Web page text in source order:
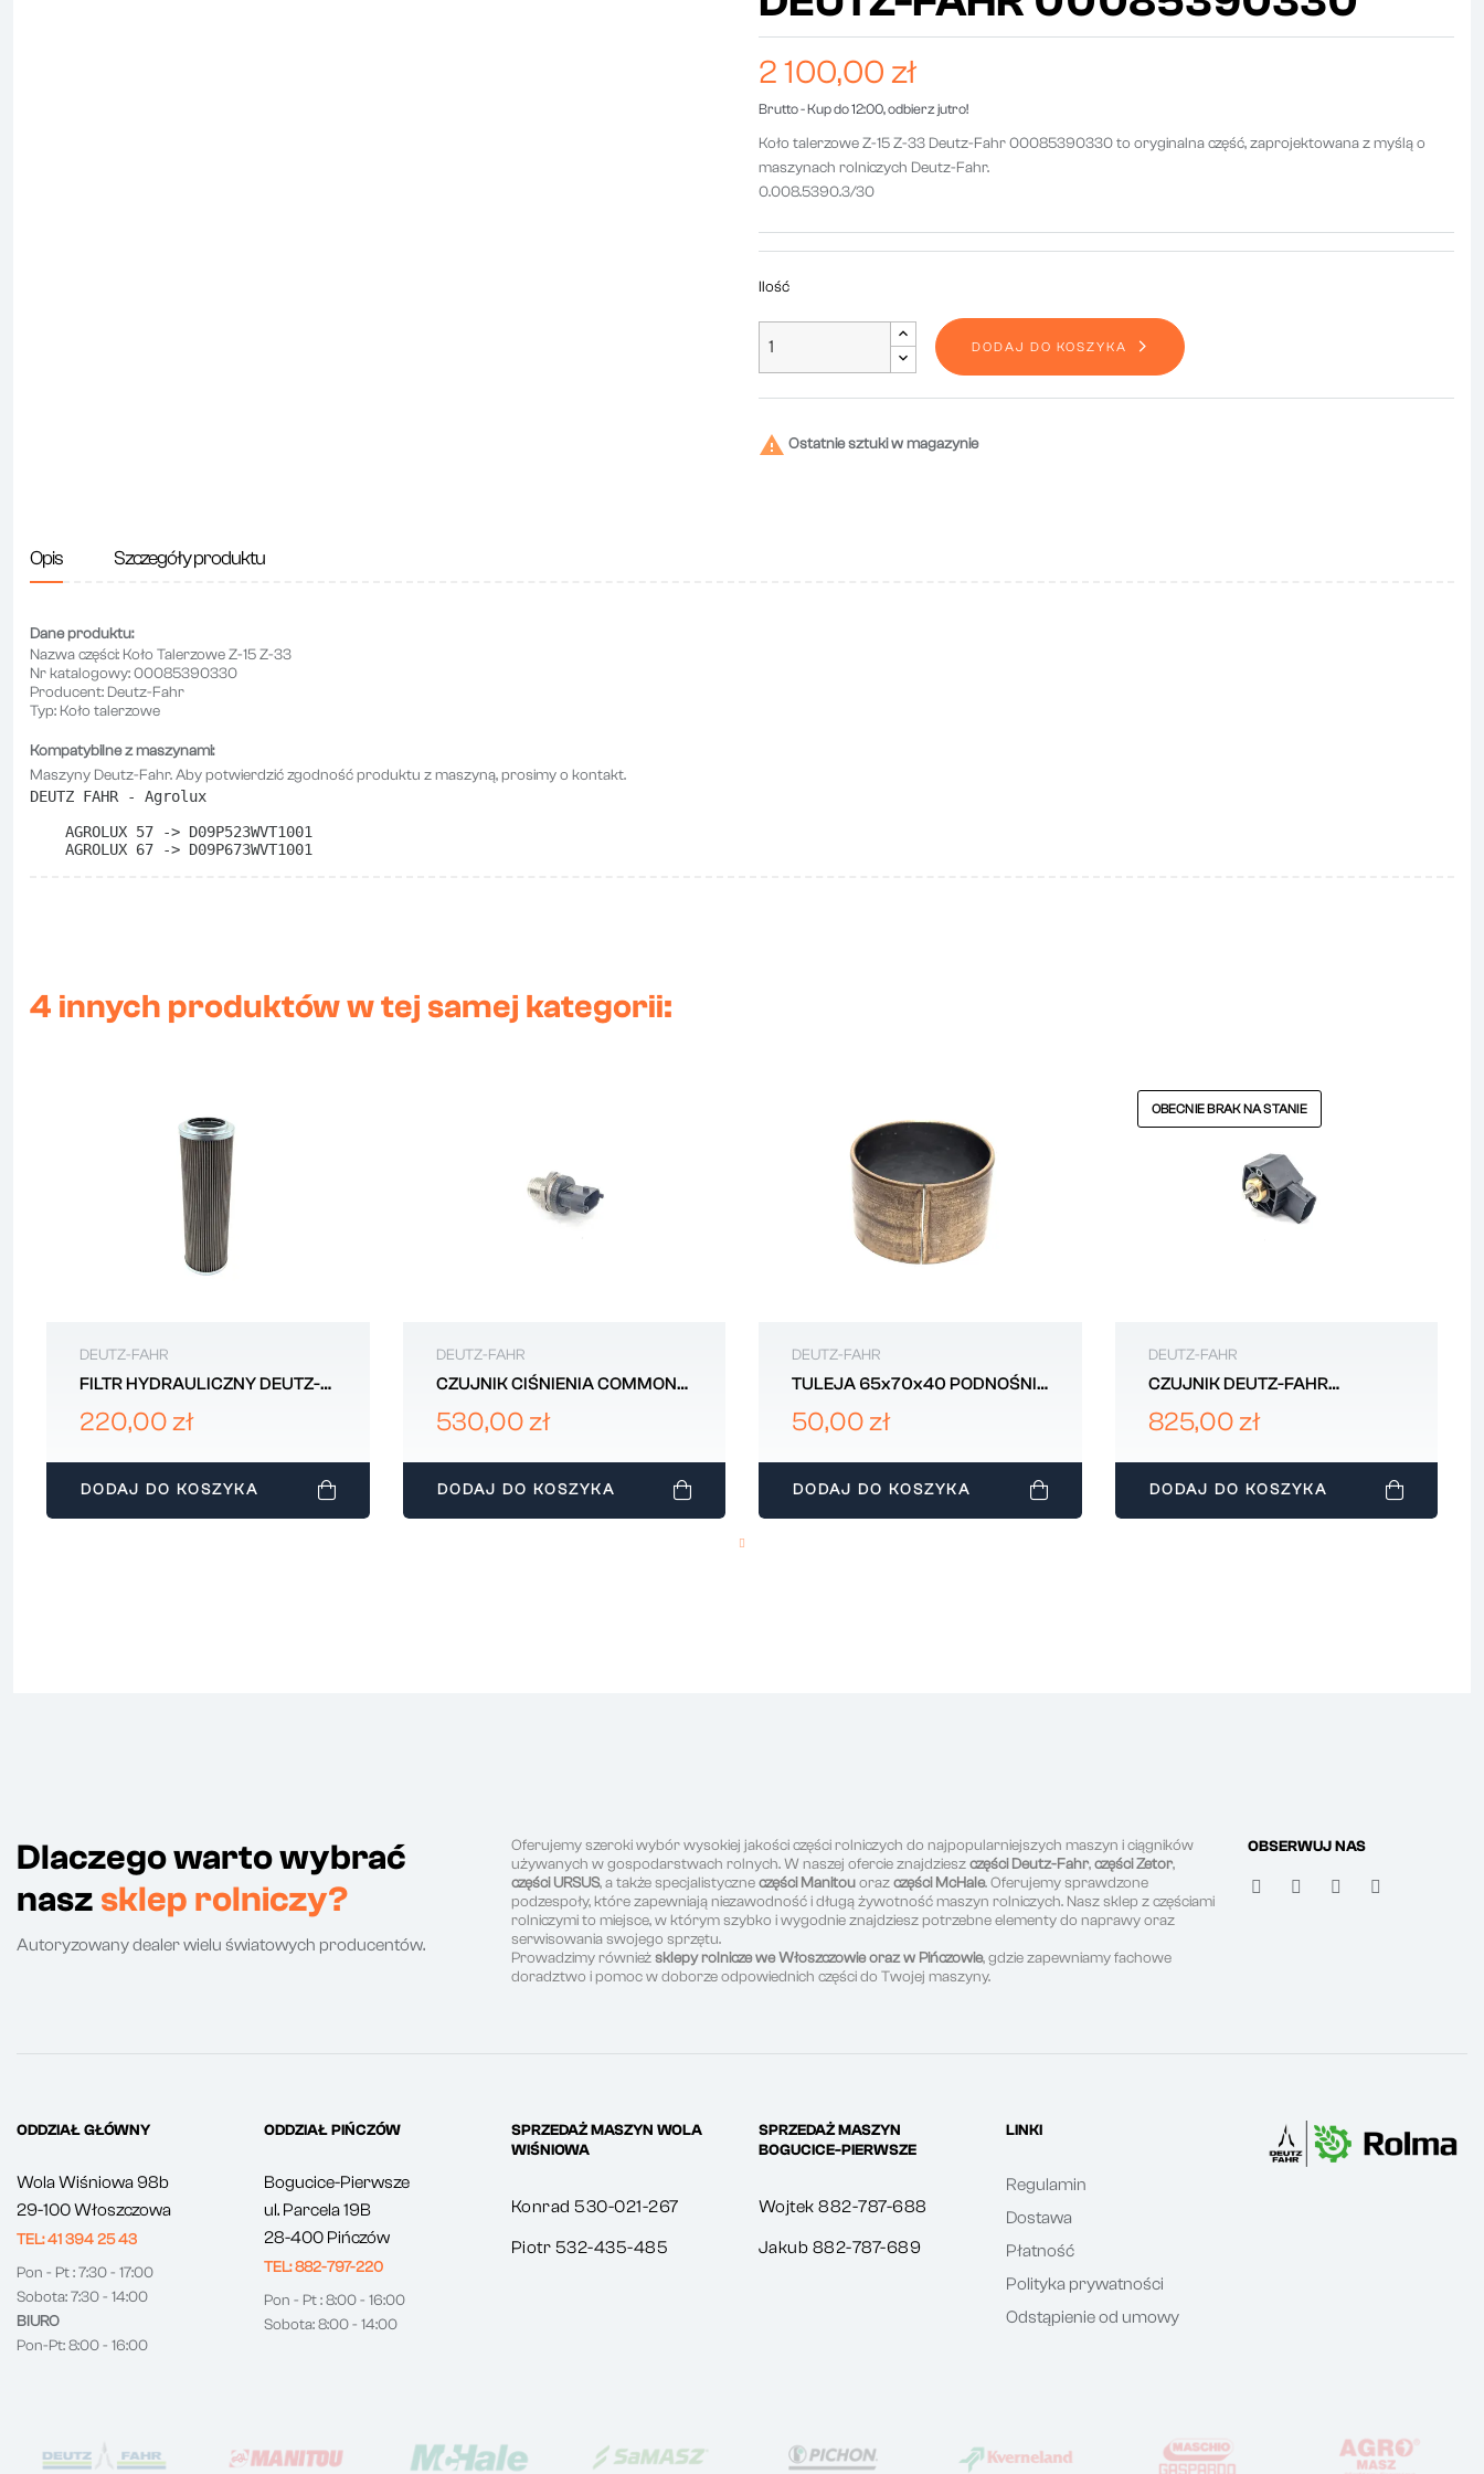
2 100,00 zł
Brutto- Kup do 12:00, odbierz jutro!
Koło talerzowe Z-15 Z-33 Deutz-Fahr 00085390330 to oryginalna część, zaprojektowana z myślą o
maszynach rolniczych Deutz-Fahr.
0.008.5390.3/30
Ilość
DODAJ DO KOSZYKA
 Ostatnie sztuki w magazynie
Opis Szczegóły produktu
Dane produktu:
Nazwa części: Koło Talerzowe Z-15 Z-33
Nr katalogowy:00085390330
Producent: Deutz-Fahr
Typ: Koło talerzowe
Kompatybilne z maszynami:
Maszyny Deutz-Fahr. Aby potwierdzić zgodność produktu z maszyną, prosimy o kontakt.
DEUTZ FAHR - Agrolux
AGROLUX 57 -> D09P523WVT1001
AGROLUX 67 -> D09P673WVT1001
4 innych produktów w tej samej kategorii:
DEUTZ-FAHR
FILTR HYDRAULICZNY DEUTZ-
FAHR 244197950
220,00 zł
DODAJ DO KOSZYKA
DEUTZ-FAHR
CZUJNIK CIŚNIENIA COMMON
RAIL DEUTZ-FAHR 090022722
530,00 zł
DODAJ DO KOSZYKA
DEUTZ-FAHR
TULEJA 65x70x40 PODNOŚNIK
TYLNY DEUTZ-FAHR
2.1555.622.0
50,00 zł
DODAJ DO KOSZYKA
OBECNIE BRAK NA STANIE
DEUTZ-FAHR
CZUJNIK DEUTZ-FAHR
2.7099.078.0
825,00 zł
DODAJ DO KOSZYKA
Dlaczego warto wybrać
nasz sklep rolniczy?
Autoryzowany dealer wielu światowych producentów.
Oferujemy szeroki wybór wysokiej jakości części rolniczych do najpopularniejszych maszyn i ciągników
używanych w gospodarstwach rolnych. W naszej ofercie znajdzieszczęści Deutz-Fahr,części Zetor,
części URSUS, a także specjalistyczneczęści Manitouorazczęści McHale. Oferujemy sprawdzone
podzespoły, które zapewniają niezawodność i długą żywotność maszyn rolniczych. Nasz sklep z częściami
rolniczymi to miejsce, w którym szybko i wygodnie znajdziesz potrzebne elementy do naprawy oraz
serwisowania swojego sprzętu.
Prowadzimy równieżsklepy rolnicze we Włoszczowie oraz w Pińczowie, gdzie zapewniamy fachowe
doradztwo i pomoc w doborze odpowiednich części do Twojej maszyny.
OBSERWUJ NAS
ODDZIAŁ GŁÓWNY
Wola Wiśniowa 98b
29-100 Włoszczowa
TEL: 41 394 25 43
Pon - Pt : 7:30 - 17:00
Sobota: 7:30 - 14:00
BIURO
Pon-Pt: 8:00 - 16:00
ODDZIAŁ PIŃCZÓW
Bogucice-Pierwsze
ul. Parcela 19B
28-400 Pińczów
TEL: 882-797-220
Pon - Pt : 8:00 - 16:00
Sobota: 8:00 - 14:00
SPRZEDAŻ MASZYN WOLA
WIŚNIOWA
Konrad 530-021-267
Piotr 532-435-485
SPRZEDAŻ MASZYN
BOGUCICE-PIERWSZE
Wojtek 882-787-688
Jakub 882-787-689
LINKI
Regulamin
Dostawa
Płatność
Polityka prywatności
Odstąpienie od umowy